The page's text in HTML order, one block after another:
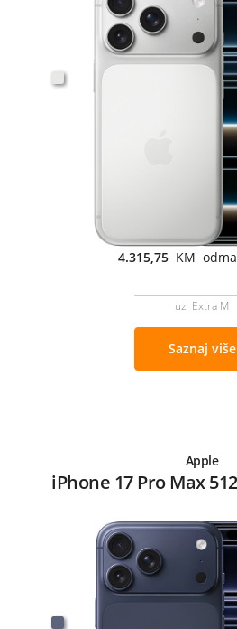
4.315,75 KM
uz Extra M
Saznaj više
Apple
iPhone 17 Pro Max